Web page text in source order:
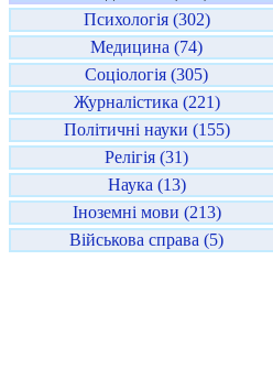
Психологія (302)
Медицина (74)
Соціологія (305)
Журналістика (221)
Політичні науки (155)
Релігія (31)
Наука (13)
Іноземні мови (213)
Військова справа (5)